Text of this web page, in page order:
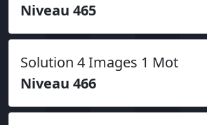
Niveau 465
Solution 4 Images 1 Mot
Niveau 466